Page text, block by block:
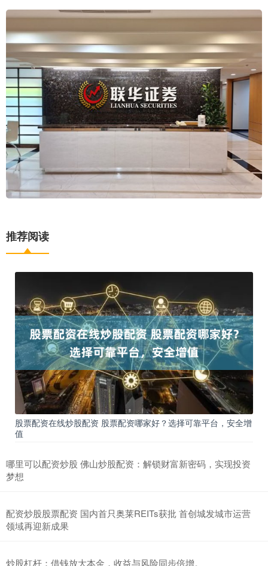
推荐阅读
股票配资在线炒股配资 股票配资哪家好？选择可靠平台，安全增
值
哪里可以配资炒股 佛山炒股配资：解锁财富新密码，实现投资
梦想
配资炒股股票配资 国内首只奥莱REITs获批 首创城发城市运营
领域再迎新成果
炒股杠杆：借钱放大本金，收益与风险同步倍增。